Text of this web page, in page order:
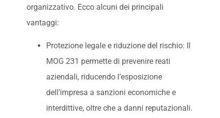
organizzativo. Ecco alcuni dei principali
vantaggi:
Protezione legale e riduzione del rischio: Il
MOG 231 permette di prevenire reati
aziendali, riducendo l’esposizione
dell’impresa a sanzioni economiche e
interdittive, oltre che a danni reputazionali.